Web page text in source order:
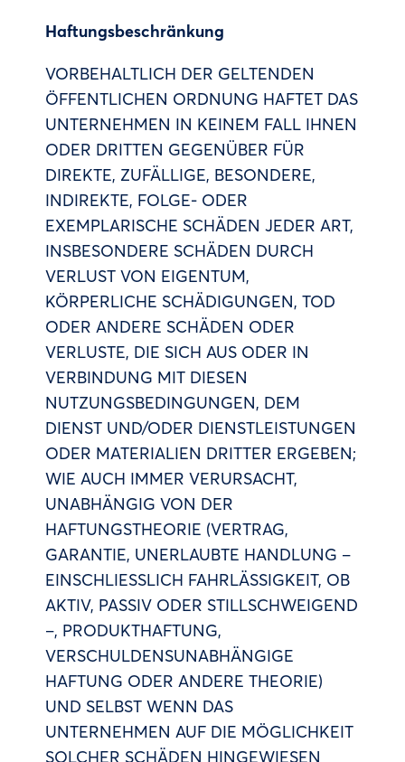
Haftungsbeschränkung
VORBEHALTLICH DER GELTENDEN
ÖFFENTLICHEN ORDNUNG HAFTET DAS
UNTERNEHMEN IN KEINEM FALL IHNEN
ODER DRITTEN GEGENÜBER FÜR
DIREKTE, ZUFÄLLIGE, BESONDERE,
INDIREKTE, FOLGE- ODER
EXEMPLARISCHE SCHÄDEN JEDER ART,
INSBESONDERE SCHÄDEN DURCH
VERLUST VON EIGENTUM,
KÖRPERLICHE SCHÄDIGUNGEN, TOD
ODER ANDERE SCHÄDEN ODER
VERLUSTE, DIE SICH AUS ODER IN
VERBINDUNG MIT DIESEN
NUTZUNGSBEDINGUNGEN, DEM
DIENST UND/ODER DIENSTLEISTUNGEN
ODER MATERIALIEN DRITTER ERGEBEN;
WIE AUCH IMMER VERURSACHT,
UNABHÄNGIG VON DER
HAFTUNGSTHEORIE (VERTRAG,
GARANTIE, UNERLAUBTE HANDLUNG –
EINSCHLIESSLICH FAHRLÄSSIGKEIT, OB
AKTIV, PASSIV ODER STILLSCHWEIGEND
–, PRODUKTHAFTUNG,
VERSCHULDENSUNABHÄNGIGE
HAFTUNG ODER ANDERE THEORIE)
UND SELBST WENN DAS
UNTERNEHMEN AUF DIE MÖGLICHKEIT
SOLCHER SCHÄDEN HINGEWIESEN